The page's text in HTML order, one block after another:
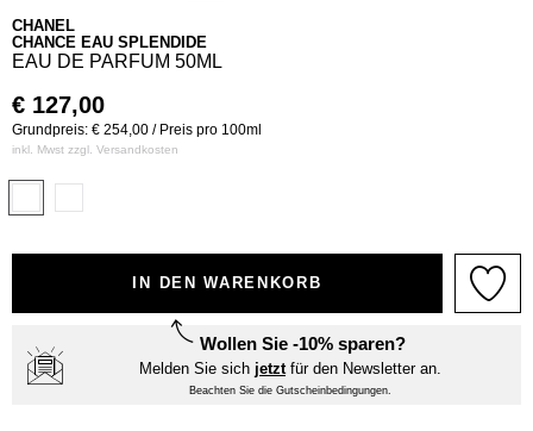
CHANEL
CHANCE EAU SPLENDIDE
EAU DE PARFUM 50ML
€ 127,00
Grundpreis: € 254,00 / Preis pro 100ml
inkl. Mwst zzgl. Versandkosten
IN DEN WARENKORB
Wollen Sie -10% sparen?
Melden Sie sich jetztfür den Newsletter an.
Beachten Sie die Gutscheinbedingungen.